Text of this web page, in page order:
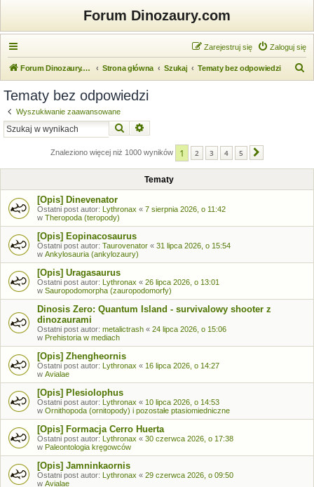
Forum Dinozaury.com
Zaloguj się
Zarejestruj się
Forum Dinozaury.com Strona główna Szukaj Tematy bez odpowiedzi
Tematy bez odpowiedzi
Wyszukiwanie zaawansowane
Szukaj
Znaleziono więcej niż 1000 wyników 1 2 3 4 5
Tematy
[Opis] Dinevenator
Ostatni post autor: Lythronax « 7 sierpnia 2026, o 11:42
w Theropoda (teropody)
[Opis] Eopinacosaurus
Ostatni post autor: Taurovenator « 31 lipca 2026, o 15:54
w Ankylosauria (ankylozaury)
[Opis] Uragasaurus
Ostatni post autor: Lythronax « 26 lipca 2026, o 13:01
w Sauropodomorpha (zauropodomorfy)
Dinosis Zero: Quantum Island - survivalowy shooter z
dinozaurami
Ostatni post autor: metalictrash « 24 lipca 2026, o 15:06
w Prehistoria w mediach
[Opis] Zhengheornis
Ostatni post autor: Lythronax « 16 lipca 2026, o 14:27
w Avialae
[Opis] Plesiolophus
Ostatni post autor: Lythronax « 10 lipca 2026, o 14:53
w Ornithopoda (ornitopody) i pozostałe ptasiomiedniczne
[Opis] Formacja Cerro Huerta
Ostatni post autor: Lythronax « 30 czerwca 2026, o 17:38
w Paleontologia kręgowców
[Opis] Jamninkaornis
Ostatni post autor: Lythronax « 29 czerwca 2026, o 09:50
w Avialae